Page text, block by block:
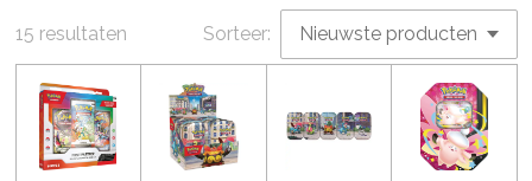
15 resultaten Sorteer: